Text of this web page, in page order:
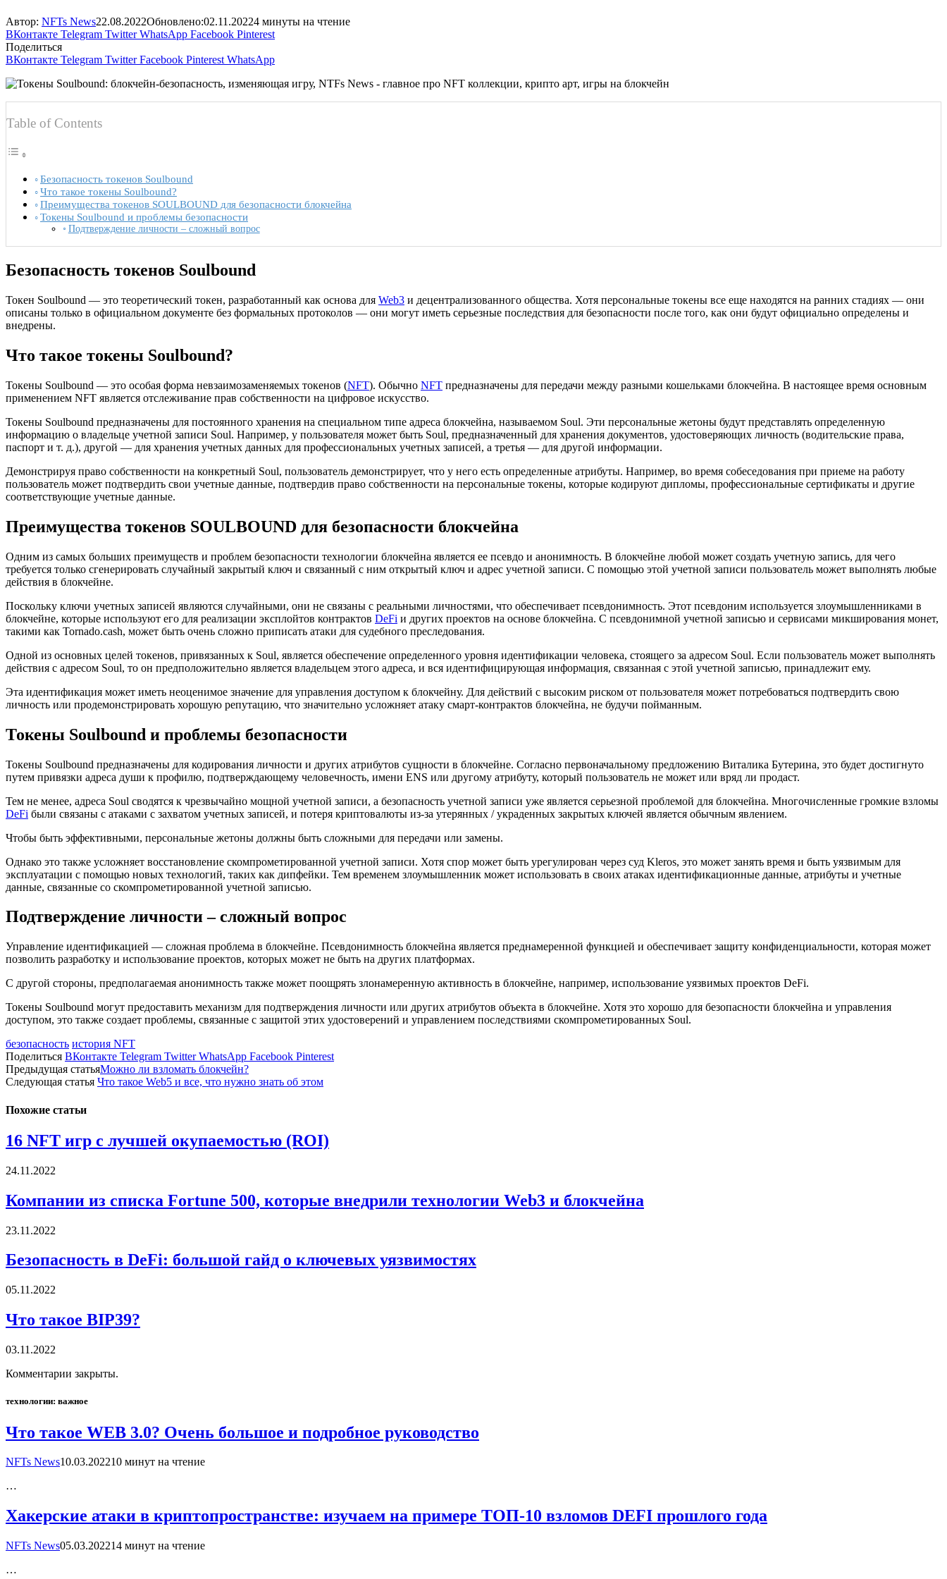
Автор: NFTs News22.08.2022Обновлено:02.11.20224 минуты на чтение
ВКонтакте Telegram Twitter WhatsApp Facebook Pinterest
Поделиться
ВКонтакте Telegram Twitter Facebook Pinterest WhatsApp
Table of Contents
Безопасность токенов Soulbound
Что такое токены Soulbound?
Преимущества токенов SOULBOUND для безопасности блокчейна
Токены Soulbound и проблемы безопасности
Подтверждение личности – сложный вопрос
Безопасность токенов Soulbound
Токен Soulbound — это теоретический токен, разработанный как основа для Web3 и децентрализованного общества. Хотя персональные токены все еще находятся на ранних стадиях — они
описаны только в официальном документе без формальных протоколов — они могут иметь серьезные последствия для безопасности после того, как они будут официально определены и
внедрены.
Что такое токены Soulbound?
Токены Soulbound — это особая форма невзаимозаменяемых токенов (NFT). Обычно NFT предназначены для передачи между разными кошельками блокчейна. В настоящее время основным
применением NFT является отслеживание прав собственности на цифровое искусство.
Токены Soulbound предназначены для постоянного хранения на специальном типе адреса блокчейна, называемом Soul. Эти персональные жетоны будут представлять определенную
информацию о владельце учетной записи Soul. Например, у пользователя может быть Soul, предназначенный для хранения документов, удостоверяющих личность (водительские права,
паспорт и т. д.), другой — для хранения учетных данных для профессиональных учетных записей, а третья — для другой информации.
Демонстрируя право собственности на конкретный Soul, пользователь демонстрирует, что у него есть определенные атрибуты. Например, во время собеседования при приеме на работу
пользователь может подтвердить свои учетные данные, подтвердив право собственности на персональные токены, которые кодируют дипломы, профессиональные сертификаты и другие
соответствующие учетные данные.
Преимущества токенов SOULBOUND для безопасности блокчейна
Одним из самых больших преимуществ и проблем безопасности технологии блокчейна является ее псевдо и анонимность. В блокчейне любой может создать учетную запись, для чего
требуется только сгенерировать случайный закрытый ключ и связанный с ним открытый ключ и адрес учетной записи. С помощью этой учетной записи пользователь может выполнять любые
действия в блокчейне.
Поскольку ключи учетных записей являются случайными, они не связаны с реальными личностями, что обеспечивает псевдонимность. Этот псевдоним используется злоумышленниками в
блокчейне, которые используют его для реализации эксплойтов контрактов DeFi и других проектов на основе блокчейна. С псевдонимной учетной записью и сервисами микширования монет,
такими как Tornado.cash, может быть очень сложно приписать атаки для судебного преследования.
Одной из основных целей токенов, привязанных к Soul, является обеспечение определенного уровня идентификации человека, стоящего за адресом Soul. Если пользователь может выполнять
действия с адресом Soul, то он предположительно является владельцем этого адреса, и вся идентифицирующая информация, связанная с этой учетной записью, принадлежит ему.
Эта идентификация может иметь неоценимое значение для управления доступом к блокчейну. Для действий с высоким риском от пользователя может потребоваться подтвердить свою
личность или продемонстрировать хорошую репутацию, что значительно усложняет атаку смарт-контрактов блокчейна, не будучи пойманным.
Токены Soulbound и проблемы безопасности
Токены Soulbound предназначены для кодирования личности и других атрибутов сущности в блокчейне. Согласно первоначальному предложению Виталика Бутерина, это будет достигнуто
путем привязки адреса души к профилю, подтверждающему человечность, имени ENS или другому атрибуту, который пользователь не может или вряд ли продаст.
Тем не менее, адреса Soul сводятся к чрезвычайно мощной учетной записи, а безопасность учетной записи уже является серьезной проблемой для блокчейна. Многочисленные громкие взломы
DeFi были связаны с атаками с захватом учетных записей, и потеря криптовалюты из-за утерянных / украденных закрытых ключей является обычным явлением.
Чтобы быть эффективными, персональные жетоны должны быть сложными для передачи или замены.
Однако это также усложняет восстановление скомпрометированной учетной записи. Хотя спор может быть урегулирован через суд Kleros, это может занять время и быть уязвимым для
эксплуатации с помощью новых технологий, таких как дипфейки. Тем временем злоумышленник может использовать в своих атаках идентификационные данные, атрибуты и учетные
данные, связанные со скомпрометированной учетной записью.
Подтверждение личности – сложный вопрос
Управление идентификацией — сложная проблема в блокчейне. Псевдонимность блокчейна является преднамеренной функцией и обеспечивает защиту конфиденциальности, которая может
позволить разработку и использование проектов, которых может не быть на других платформах.
С другой стороны, предполагаемая анонимность также может поощрять злонамеренную активность в блокчейне, например, использование уязвимых проектов DeFi.
Токены Soulbound могут предоставить механизм для подтверждения личности или других атрибутов объекта в блокчейне. Хотя это хорошо для безопасности блокчейна и управления
доступом, это также создает проблемы, связанные с защитой этих удостоверений и управлением последствиями скомпрометированных Soul.
безопасность история NFT
Поделиться ВКонтакте Telegram Twitter WhatsApp Facebook Pinterest
Предыдущая статьяМожно ли взломать блокчейн?
Следующая статья Что такое Web5 и все, что нужно знать об этом
Похожие статьи
16 NFT игр с лучшей окупаемостью (ROI)
24.11.2022
Компании из списка Fortune 500, которые внедрили технологии Web3 и блокчейна
23.11.2022
Безопасность в DeFi: большой гайд о ключевых уязвимостях
05.11.2022
Что такое BIP39?
03.11.2022
Комментарии закрыты.
технологии: важное
Что такое WEB 3.0? Очень большое и подробное руководство
NFTs News10.03.202210 минут на чтение
…
Хакерские атаки в криптопространстве: изучаем на примере ТОП-10 взломов DEFI прошлого года
NFTs News05.03.202214 минут на чтение
…